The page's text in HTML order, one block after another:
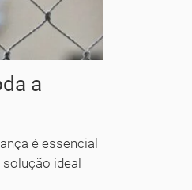
a
é essencial
ideal